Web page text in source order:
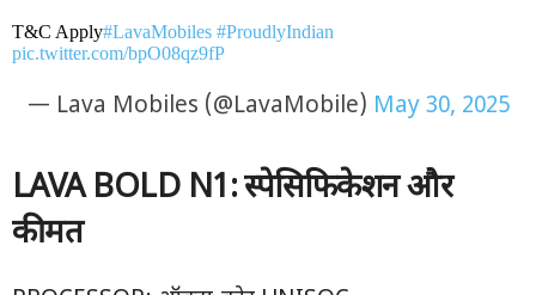
T&C Apply​#LavaMobiles #ProudlyIndian
pic.twitter.com/bpO08qz9fP
— Lava Mobiles (@LavaMobile) May 30, 2025
LAVA BOLD N1: स्पेसिफिकेशन और
कीमत